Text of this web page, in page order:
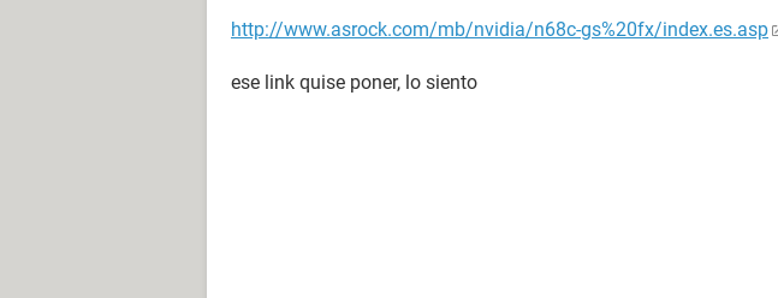
http://www.asrock.com/mb/nvidia/n68c-gs%20fx/index.es.asp
ese link quise poner, lo siento